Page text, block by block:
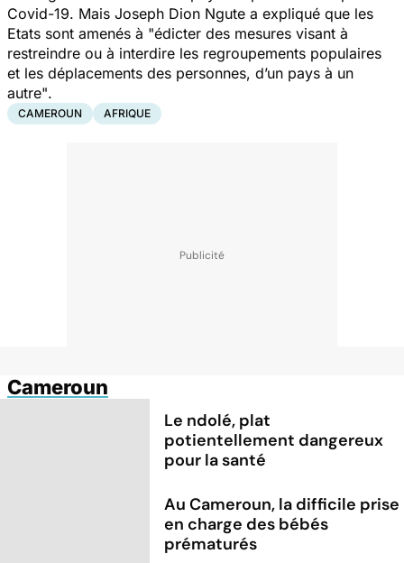
Covid-19. Mais Joseph Dion Ngute a expliqué que les
Etats sont amenés à "édicter des mesures visant à
restreindre ou à interdire les regroupements populaires
et les déplacements des personnes, d’un pays à un
autre".
CAMEROUN AFRIQUE
Cameroun
Le ndolé, plat
potientellement dangereux
pour la santé
Au Cameroun, la difficile prise
en charge des bébés
prématurés